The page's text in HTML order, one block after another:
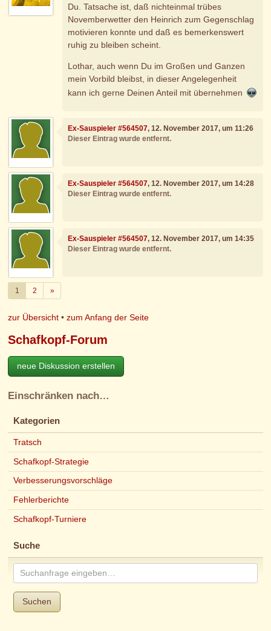
Du. Tatsache ist, daß nichteinmal trübes
Novemberwetter den Heinrich zum Gegenschlag
motivieren konnte und daß es bemerkenswert
ruhig zu bleiben scheint.
Lothar, auch wenn Du im Großen und Ganzen
mein Vorbild bleibst, in dieser Angelegenheit
kann ich gerne Deinen Anteil mit übernehmen
Ex-Sauspieler #564507, 12. November 2017, um 11:26
Dieser Eintrag wurde entfernt.
Ex-Sauspieler #564507, 12. November 2017, um 14:28
Dieser Eintrag wurde entfernt.
Ex-Sauspieler #564507, 12. November 2017, um 14:35
Dieser Eintrag wurde entfernt.
1 2 »Weiter
zur Übersicht •zum Anfang der Seite
Schafkopf-Forum
neue Diskussion erstellen
Einschränken nach…
Kategorien
Tratsch
Schafkopf-Strategie
Verbesserungsvorschläge
Fehlerberichte
Schafkopf-Turniere
Suche
Suchen